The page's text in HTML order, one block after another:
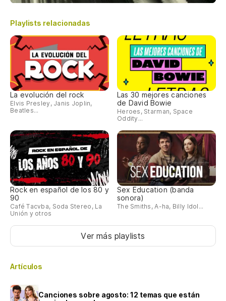
Playlists relacionadas
La evolución del rock
Elvis Presley, Janis Joplin,
Beatles...
Las 30 mejores canciones
de David Bowie
Heroes, Starman, Space
Oddity...
Rock en español de los 80 y
90
Café Tacvba, Soda Stereo, La
Unión y otros
Sex Education (banda
sonora)
The Smiths, A-ha, Billy Idol...
Ver más playlists
Artículos
Canciones sobre agosto: 12 temas que están